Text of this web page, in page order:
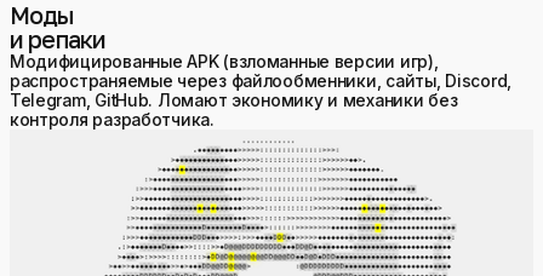
Моды
и репаки
Модифицированные APK (взломанные версии игр),
распространяемые через файлообменники, сайты, Discord,
Telegram, GitHub. Ломают экономику и механики без
контроля разработчика.